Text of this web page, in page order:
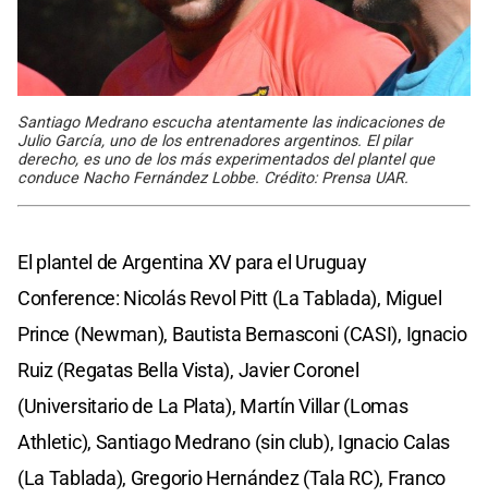
Santiago Medrano escucha atentamente las indicaciones de
Julio García, uno de los entrenadores argentinos. El pilar
derecho, es uno de los más experimentados del plantel que
conduce Nacho Fernández Lobbe. Crédito: Prensa UAR.
El plantel de Argentina XV para el Uruguay
Conference: Nicolás Revol Pitt (La Tablada), Miguel
Prince (Newman), Bautista Bernasconi (CASI), Ignacio
Ruiz (Regatas Bella Vista), Javier Coronel
(Universitario de La Plata), Martín Villar (Lomas
Athletic), Santiago Medrano (sin club), Ignacio Calas
(La Tablada), Gregorio Hernández (Tala RC), Franco